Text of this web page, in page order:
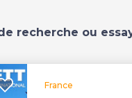
recherche ou
France